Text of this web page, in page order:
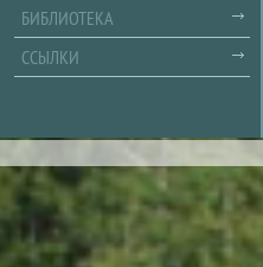
БИБЛИОТЕКА
ССЫЛКИ